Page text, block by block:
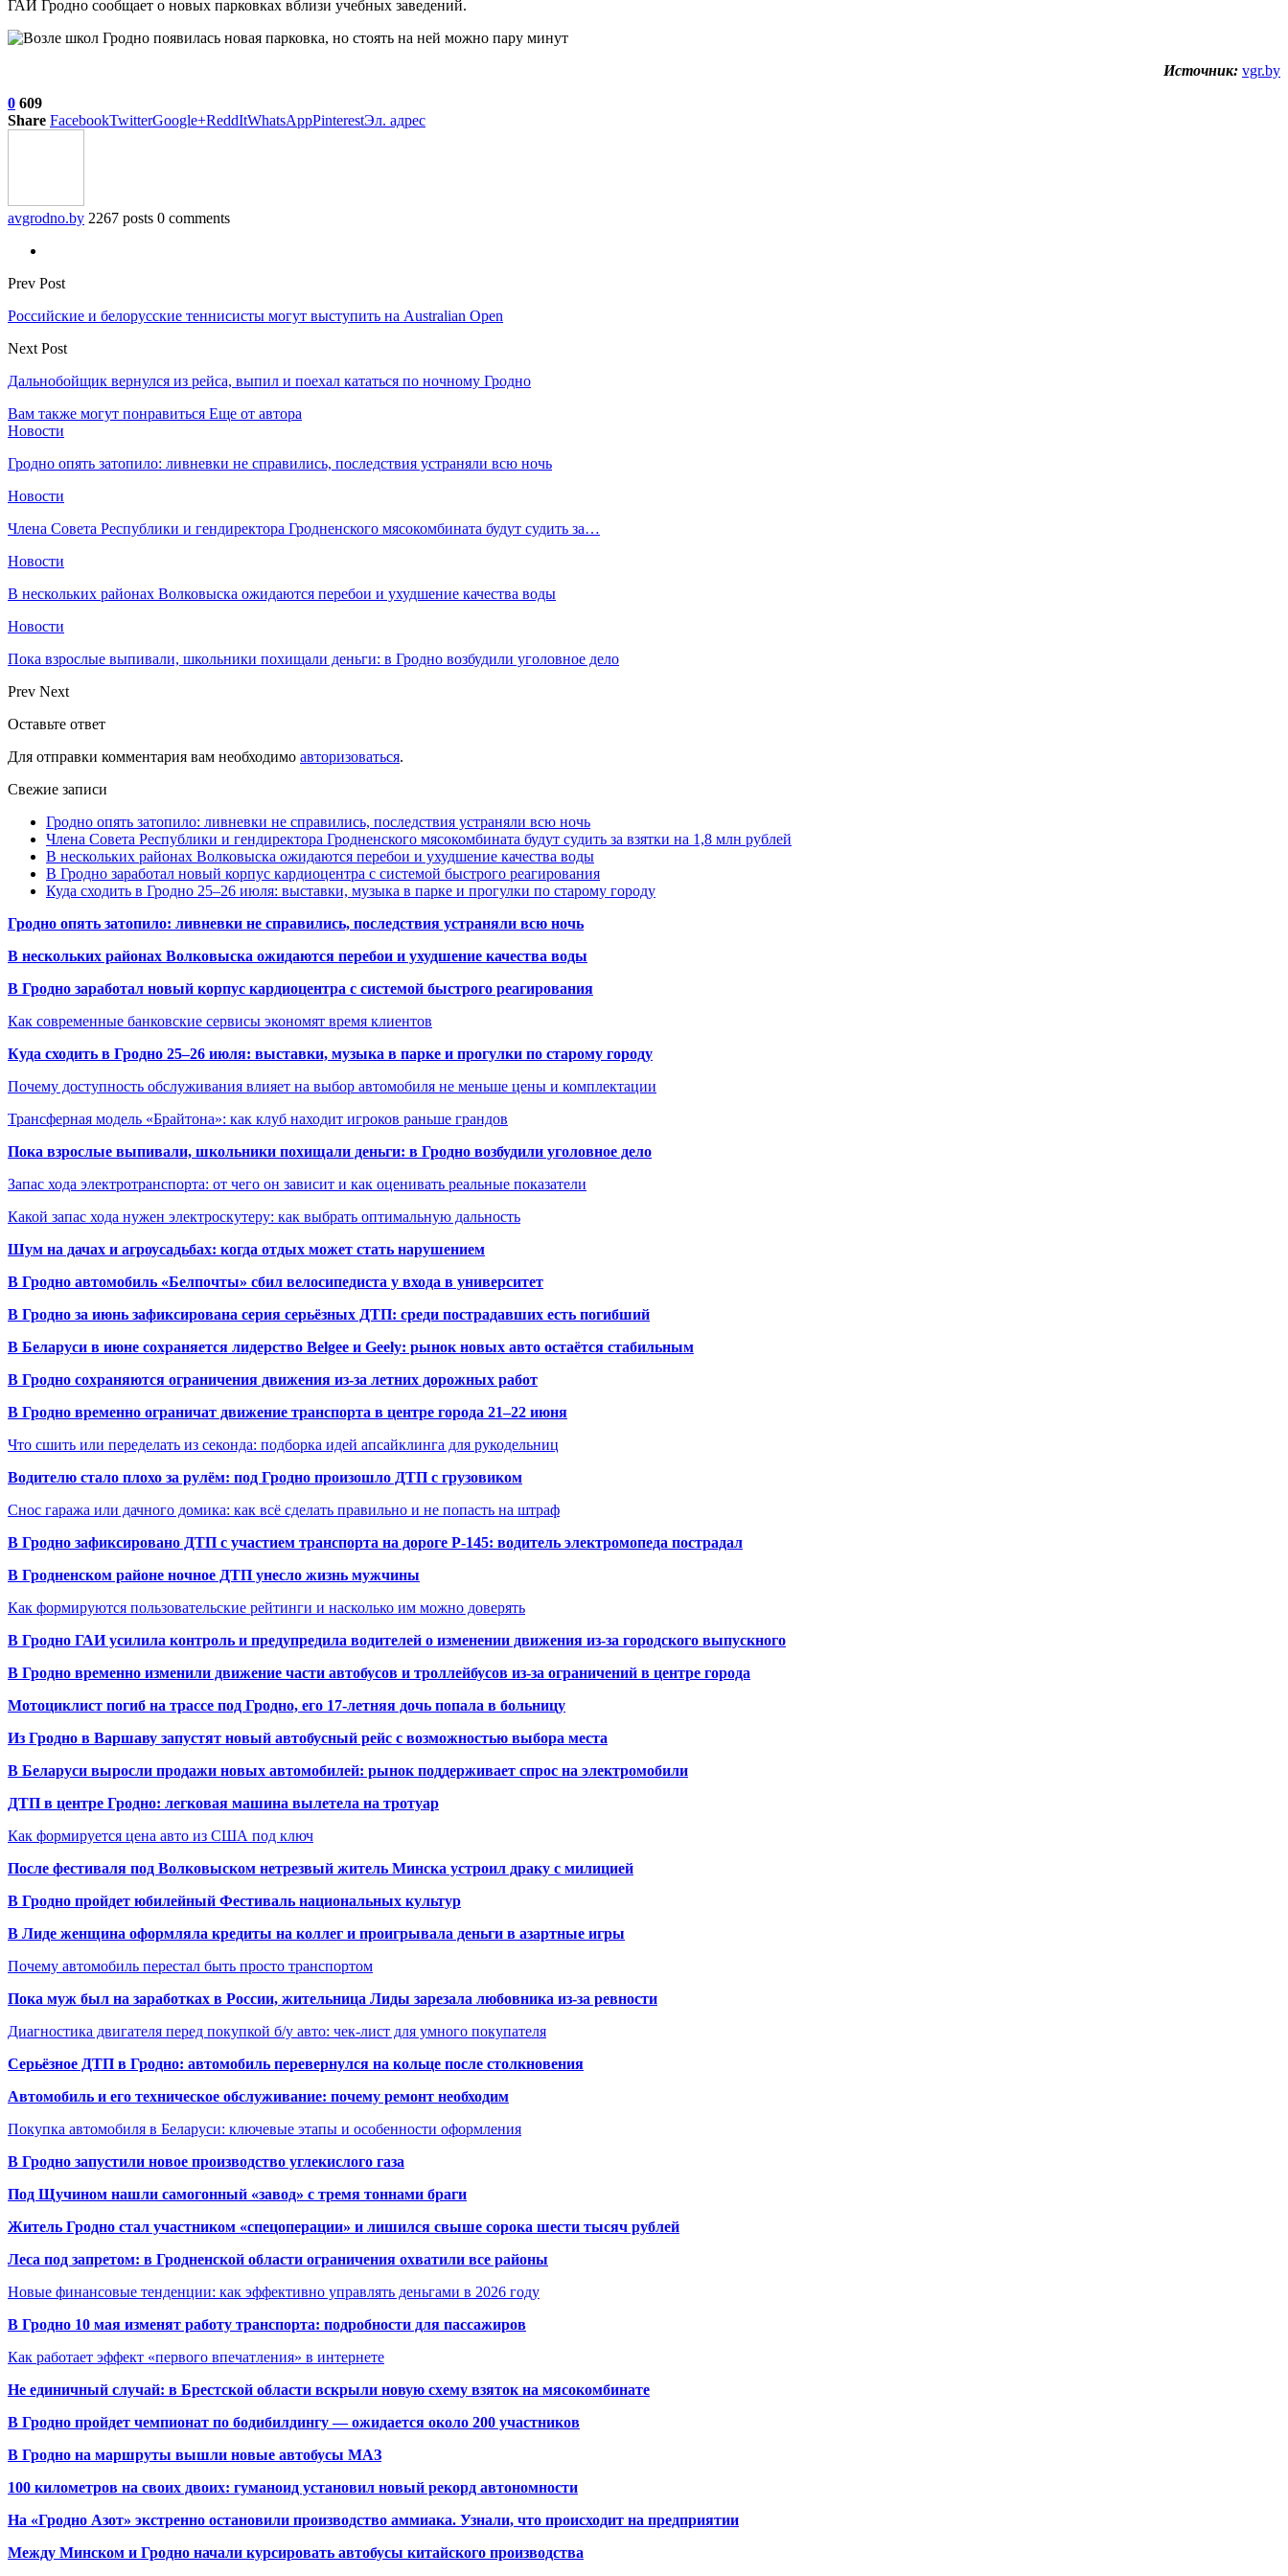
ГАИ Гродно сообщает о новых парковках вблизи учебных заведений.
Источник: vgr.by
0 609
Share FacebookTwitterGoogle+ReddItWhatsAppPinterestЭл. адрес
avgrodno.by 2267 posts 0 comments
Prev Post
Российские и белорусские теннисисты могут выступить на Australian Open
Next Post
Дальнобойщик вернулся из рейса, выпил и поехал кататься по ночному Гродно
Вам также могут понравиться Еще от автора
Новости
Гродно опять затопило: ливневки не справились, последствия устраняли всю ночь
Новости
Члена Совета Республики и гендиректора Гродненского мясокомбината будут судить за…
Новости
В нескольких районах Волковыска ожидаются перебои и ухудшение качества воды
Новости
Пока взрослые выпивали, школьники похищали деньги: в Гродно возбудили уголовное дело
Prev Next
Оставьте ответ
Для отправки комментария вам необходимо авторизоваться.
Свежие записи
Гродно опять затопило: ливневки не справились, последствия устраняли всю ночь
Члена Совета Республики и гендиректора Гродненского мясокомбината будут судить за взятки на 1,8 млн рублей
В нескольких районах Волковыска ожидаются перебои и ухудшение качества воды
В Гродно заработал новый корпус кардиоцентра с системой быстрого реагирования
Куда сходить в Гродно 25–26 июля: выставки, музыка в парке и прогулки по старому городу
Гродно опять затопило: ливневки не справились, последствия устраняли всю ночь
В нескольких районах Волковыска ожидаются перебои и ухудшение качества воды
В Гродно заработал новый корпус кардиоцентра с системой быстрого реагирования
Как современные банковские сервисы экономят время клиентов
Куда сходить в Гродно 25–26 июля: выставки, музыка в парке и прогулки по старому городу
Почему доступность обслуживания влияет на выбор автомобиля не меньше цены и комплектации
Трансферная модель «Брайтона»: как клуб находит игроков раньше грандов
Пока взрослые выпивали, школьники похищали деньги: в Гродно возбудили уголовное дело
Запас хода электротранспорта: от чего он зависит и как оценивать реальные показатели
Какой запас хода нужен электроскутеру: как выбрать оптимальную дальность
Шум на дачах и агроусадьбах: когда отдых может стать нарушением
В Гродно автомобиль «Белпочты» сбил велосипедиста у входа в университет
В Гродно за июнь зафиксирована серия серьёзных ДТП: среди пострадавших есть погибший
В Беларуси в июне сохраняется лидерство Belgee и Geely: рынок новых авто остаётся стабильным
В Гродно сохраняются ограничения движения из-за летних дорожных работ
В Гродно временно ограничат движение транспорта в центре города 21–22 июня
Что сшить или переделать из секонда: подборка идей апсайклинга для рукодельниц
Водителю стало плохо за рулём: под Гродно произошло ДТП с грузовиком
Снос гаража или дачного домика: как всё сделать правильно и не попасть на штраф
В Гродно зафиксировано ДТП с участием транспорта на дороге Р-145: водитель электромопеда пострадал
В Гродненском районе ночное ДТП унесло жизнь мужчины
Как формируются пользовательские рейтинги и насколько им можно доверять
В Гродно ГАИ усилила контроль и предупредила водителей о изменении движения из-за городского выпускного
В Гродно временно изменили движение части автобусов и троллейбусов из-за ограничений в центре города
Мотоциклист погиб на трассе под Гродно, его 17-летняя дочь попала в больницу
Из Гродно в Варшаву запустят новый автобусный рейс с возможностью выбора места
В Беларуси выросли продажи новых автомобилей: рынок поддерживает спрос на электромобили
ДТП в центре Гродно: легковая машина вылетела на тротуар
Как формируется цена авто из США под ключ
После фестиваля под Волковыском нетрезвый житель Минска устроил драку с милицией
В Гродно пройдет юбилейный Фестиваль национальных культур
В Лиде женщина оформляла кредиты на коллег и проигрывала деньги в азартные игры
Почему автомобиль перестал быть просто транспортом
Пока муж был на заработках в России, жительница Лиды зарезала любовника из-за ревности
Диагностика двигателя перед покупкой б/у авто: чек-лист для умного покупателя
Серьёзное ДТП в Гродно: автомобиль перевернулся на кольце после столкновения
Автомобиль и его техническое обслуживание: почему ремонт необходим
Покупка автомобиля в Беларуси: ключевые этапы и особенности оформления
В Гродно запустили новое производство углекислого газа
Под Щучином нашли самогонный «завод» с тремя тоннами браги
Житель Гродно стал участником «спецоперации» и лишился свыше сорока шести тысяч рублей
Леса под запретом: в Гродненской области ограничения охватили все районы
Новые финансовые тенденции: как эффективно управлять деньгами в 2026 году
В Гродно 10 мая изменят работу транспорта: подробности для пассажиров
Как работает эффект «первого впечатления» в интернете
Не единичный случай: в Брестской области вскрыли новую схему взяток на мясокомбинате
В Гродно пройдет чемпионат по бодибилдингу — ожидается около 200 участников
В Гродно на маршруты вышли новые автобусы МАЗ
100 километров на своих двоих: гуманоид установил новый рекорд автономности
На «Гродно Азот» экстренно остановили производство аммиака. Узнали, что происходит на предприятии
Между Минском и Гродно начали курсировать автобусы китайского производства